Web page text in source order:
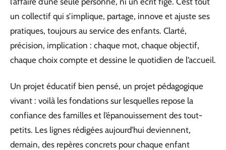
un collectif qui s’implique, partage, innove et ajuste ses
pratiques, toujours au service des enfants. Clarté,
précision, implication : chaque mot, chaque objectif,
chaque choix compte et dessine le quotidien de l’accueil.
Un projet éducatif bien pensé, un projet pédagogique
vivant : voilà les fondations sur lesquelles repose la
confiance des familles et l’épanouissement des tout-
petits. Les lignes rédigées aujourd’hui deviennent,
demain, des repères concrets pour chaque enfant